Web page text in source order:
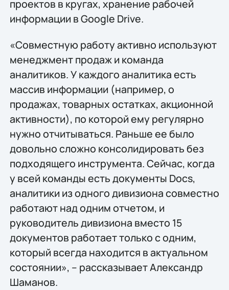
проектов в кругах, хранение рабочей
информации в Google Drive.
«Совместную работу активно используют
менеджмент продаж и команда
аналитиков. У каждого аналитика есть
массив информации (например, о
продажах, товарных остатках, акционной
активности), по которой ему регулярно
нужно отчитываться. Раньше ее было
довольно сложно консолидировать без
подходящего инструмента. Сейчас, когда
у всей команды есть документы Docs,
аналитики из одного дивизиона совместно
работают над одним отчетом, и
руководитель дивизиона вместо 15
документов работает только с одним,
который всегда находится в актуальном
состоянии», – рассказывает Александр
Шаманов.